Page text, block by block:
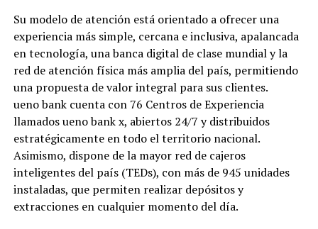
Su modelo de atención está orientado a ofrecer una
experiencia más simple, cercana e inclusiva, apalancada
en tecnología, una banca digital de clase mundial y la
red de atención física más amplia del país, permitiendo
una propuesta de valor integral para sus clientes.
ueno bank cuenta con 76 Centros de Experiencia
llamados ueno bank x, abiertos 24/7 y distribuidos
estratégicamente en todo el territorio nacional.
Asimismo, dispone de la mayor red de cajeros
inteligentes del país (TEDs), con más de 945 unidades
instaladas, que permiten realizar depósitos y
extracciones en cualquier momento del día.